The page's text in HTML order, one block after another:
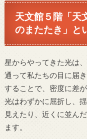
天文館５階「天
のまたたき」と
星からやってきた光は
通って私たちの目に届
することで、密度に差
光はわずかに屈折し、
見えたり、近くに並ん
ます。